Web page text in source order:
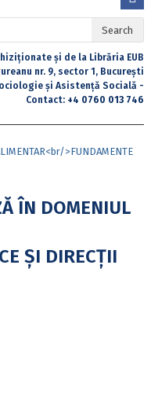
Search
și de la Librăria EUB
nr. 9, sector 1, București
și Asistență Socială -
Contact: +4 0760 013 746
ÎN DOMENIUL
ȘI DIRECȚII